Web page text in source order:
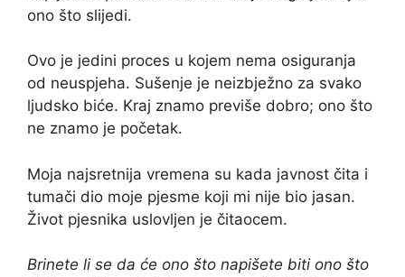
ono što slijedi.
Ovo je jedini proces u kojem nema osiguranja
od neuspjeha. Sušenje je neizbježno za svako
ljudsko biće. Kraj znamo previše dobro; ono što
ne znamo je početak.
Moja najsretnija vremena su kada javnost čita i
tumači dio moje pjesme koji mi nije bio jasan.
Život pjesnika uslovljen je čitaocem.
Brinete li se da će ono što napišete biti ono što